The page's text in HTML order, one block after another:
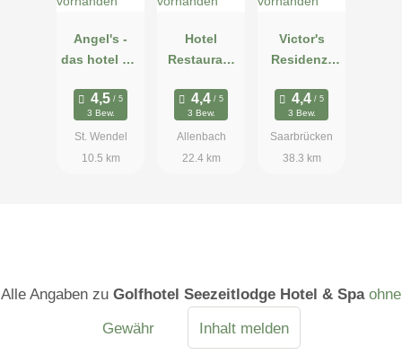
Angel's -
das hotel am
3 Bew.
St. Wendel
10.5 km
Hotel
Restaurant
3 Bew.
Allenbach
22.4 km
Victor's
Residenz-
Saarbrücken
3 Bew.
Saarbrücken
38.3 km
Alle Angaben zuGolfhotel Seezeitlodge Hotel & Spa ohne
Gewähr
Inhalt melden